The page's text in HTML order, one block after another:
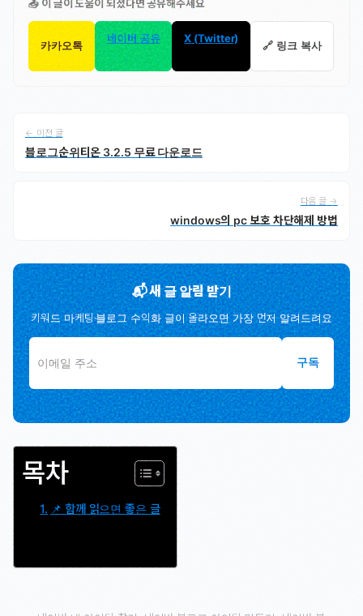
📤 이 글이 도움이 되셨다면 공유해주세요
카카오톡
네이버 공유 X (Twitter)
🔗 링크 복사
← 이전 글
블로그순위티온 3.2.5 무료 다운로드
다음 글 →
windows의 pc 보호 차단해제 방법
📬 새 글 알림 받기
키워드 마케팅·블로그 수익화 글이 올라오면 가장 먼저 알려드려요
구독
목차
📌 함께 읽으면 좋은 글